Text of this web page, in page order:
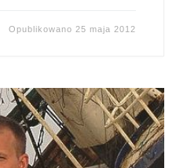
Opublikowano 25 maja 2012